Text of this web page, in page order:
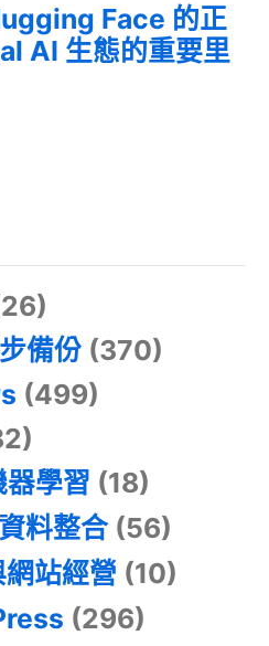
Face 的正
AI 生態的重要里
備份 (370)
(499)
學習 (18)
料整合(56)
網站經營 (10)
(296)